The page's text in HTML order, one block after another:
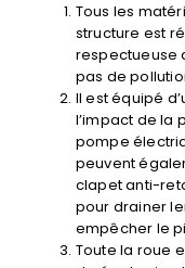
Tous les
structure est
respectueuse
pas de
Il est équipé
l’impact de la
pompe
peuvent
clapet anti-
pour drainer
empêcher le
Toute la roue